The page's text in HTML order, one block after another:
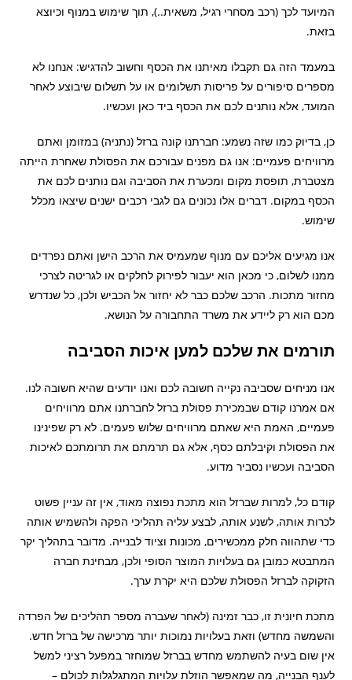
המיועד לכך (רכב מסחרי רגיל, משאית..), תוך שימוש במנוף וכיוצא
בזאת.
במעמד הזה גם תקבלו מאיתנו את הכסף וחשוב להדגיש: אנחנו לא
מספרים סיפורים על פריסות תשלומים או על תשלום שיבוצע לאחר
המועד, אלא נותנים לכם את הכסף ביד כאן ועכשיו.
כן, בדיוק כמו שזה נשמע: חברתנו קונה ברזל (נתניה) במזומן ואתם
מרוויחים פעמיים: אנו גם מפנים עבורכם את הפסולת שאחרת הייתה
מצטברת, תופסת מקום ומכערת את הסביבה וגם נותנים לכם את
הכסף במקום. דברים אלו נכונים גם לגבי רכבים ישנים שיצאו מכלל
שימוש.
אנו מגיעים אליכם עם מנוף שמעמיס את הרכב הישן ואתם נפרדים
ממנו לשלום, כי מכאן הוא יעבור לפירוק לחלקים או לגריטה לצרכי
מחזור מתכות. הרכב שלכם כבר לא יחזור אל הכביש ולכן, כל שנדרש
מכם הוא רק ליידע את משרד התחבורה על הנושא.
תורמים את שלכם למען איכות הסביבה
אנו מניחים שסביבה נקייה חשובה לכם ואנו יודעים שהיא חשובה לנו.
אם אמרנו קודם שבמכירת פסולת ברזל לחברתנו אתם מרוויחים
פעמיים, האמת היא שאתם מרוויחים שלוש פעמים. לא רק שפינינו
את הפסולת וקיבלתם כסף, אלא גם תרמתם את תרומתכם לאיכות
הסביבה ועכשיו נסביר מדוע.
קודם כל, למרות שברזל הוא מתכת נפוצה מאוד, אין זה עניין פשוט
לכרות אותה, לשנע אותה, לבצע עליה תהליכי הפקה ולהשמיש אותה
כדי שתהווה חלק ממכשירים, מכונות וציוד לבנייה. מדובר בתהליך יקר
המתבטא כמובן גם בעלויות המוצר הסופי ולכן, מבחינת חברה
הזקוקה לברזל הפסולת שלכם היא יקרת ערך.
מתכת חיונית זו, כבר זמינה (לאחר שעברה מספר תהליכים של הפרדה
והשמשה מחדש) וזאת בעלויות נמוכות יותר מרכישה של ברזל חדש.
אין שום בעיה להשתמש מחדש בברזל שמוחזר במפעל רציני למשל
לענף הבנייה, מה שמאפשר הוזלת עלויות המתגלגלות לכולם –